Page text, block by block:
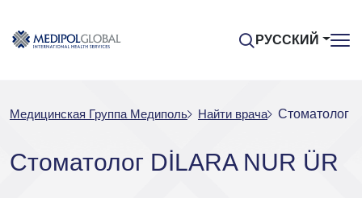
РУССКИЙ
Медицинская Группа Медиполь Найти врача Стоматолог
Стоматолог DİLARA NUR ÜR